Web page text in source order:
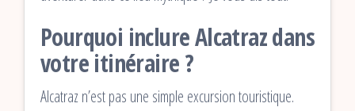
Pourquoi inclure Alcatraz dans
votre itinéraire ?
Alcatraz n’est pas une simple excursion touristique.